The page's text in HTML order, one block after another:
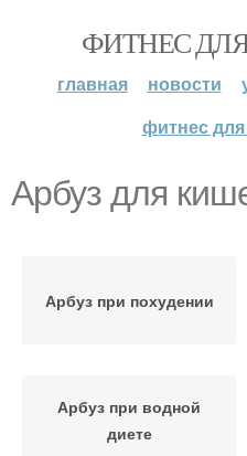
ФИТНЕС
главная новости
фитнес
Арбуз для
Арбуз при похудении
Арбуз при водной
диете